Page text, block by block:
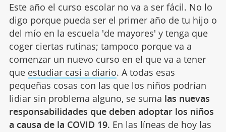
Este año el curso escolar no va a ser fácil. No lo
digo porque pueda ser el primer año de tu hijo o
del mío en la escuela 'de mayores' y tenga que
coger ciertas rutinas; tampoco porque va a
comenzar un nuevo curso en el que va a tener
que estudiar casi a diario. A todas esas
pequeñas cosas con las que los niños podrían
lidiar sin problema alguno, se suma las nuevas
responsabilidades que deben adoptar los niños
a causa de la COVID 19. En las líneas de hoy las